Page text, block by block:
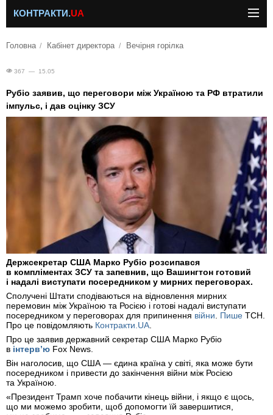
КОНТРАКТИ.UA
Головна Кабінет директора Вечірня горілка
367 — 15.05
Рубіо заявив, що переговори між Україною та РФ втратили
імпульс, і дав оцінку ЗСУ
Держсекретар США Марко Рубіо розсипався
в компліментах ЗСУ та запевнив, що Вашингтон готовий
і надалі виступати посередником у мирних переговорах.
Сполучені Штати сподіваються на відновлення мирних
перемовин між Україною та Росією і готові надалі виступати
посередником у переговорах для припинення війни. Пише ТСН.
Про це повідомляють Контракти.UA.
Про це заявив державний секретар США Марко Рубіо
в інтерв’ю Fox News.
Він наголосив, що США — єдина країна у світі, яка може бути
посередником і привести до закінчення війни між Росією
та Україною.
«Президент Трамп хоче побачити кінець війни, і якщо є щось,
що ми можемо зробити, щоб допомогти їй завершитися,